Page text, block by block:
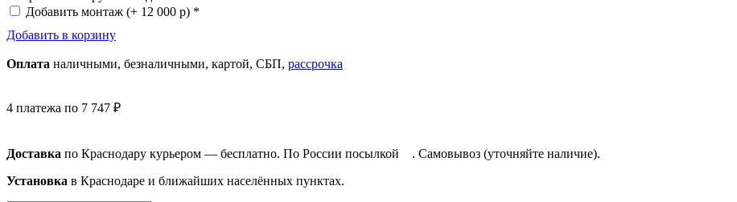
Добавить монтаж (+ 12 000 р) *
Добавить в корзину
Оплата наличными, безналичными, картой, СБП, рассрочка
4 платежа по 7 747 ₽
Доставка по Краснодару курьером — бесплатно. По России посылкой
. Самовывоз (уточняйте наличие).
Установка в Краснодаре и ближайших населённых пунктах.